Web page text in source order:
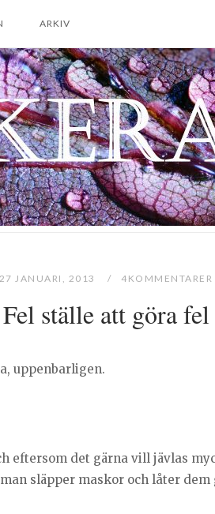
ARKIV
27 JANUARI, 2013 4KOMMENTARER
Fel ställe att göra fel
uppenbarligen.
eftersom det gärna vill jävlas
släpper maskor och låter dem